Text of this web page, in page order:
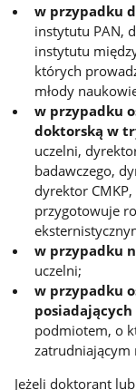
w przypadku
instytutu PAN,
instytutu
których
młody
w przypadku
doktorską w
uczelni,
badawczego,
dyrektor
przygotowuje
w przypadku
uczelni;
w przypadku
podmiotem, o
zatrudniającym
Jeżeli doktorant